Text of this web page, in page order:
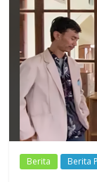
Dzikir,
Ikhtiar
Berita Berita